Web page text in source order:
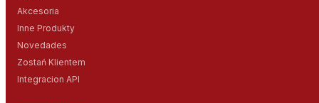
Akcesoria
Inne Produkty
Novedades
Zostań Klientem
Integracion API